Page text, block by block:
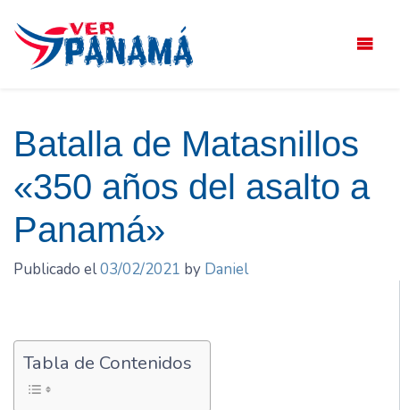
contenido
Batalla de Matasnillos
«350 años del asalto a
Panamá»
Publicado el03/02/2021 by Daniel
Tabla de Contenidos